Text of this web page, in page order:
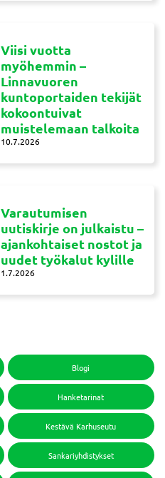
Viisi vuotta
myöhemmin –
Linnavuoren
kuntoportaiden tekijät
kokoontuivat
muistelemaan talkoita
10.7.2026
Varautumisen
uutiskirje on julkaistu –
ajankohtaiset nostot ja
uudet työkalut kylille
1.7.2026
Blogi
Hanketarinat
Kestävä Karhuseutu
Sankariyhdistykset